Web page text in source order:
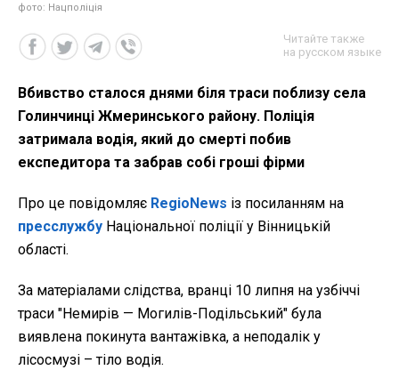
фото: Нацполіція
Читайте также
на русском языке
Вбивство сталося днями біля траси поблизу села
Голинчинці Жмеринського району. Поліція
затримала водія, який до смерті побив
експедитора та забрав собі гроші фірми
Про це повідомляє RegioNews із посиланням на
пресслужбу Національної поліції у Вінницькій
області.
За матеріалами слідства, вранці 10 липня на узбіччі
траси "Немирів — Могилів-Подільський" була
виявлена покинута вантажівка, а неподалік у
лісосмузі – тіло водія.